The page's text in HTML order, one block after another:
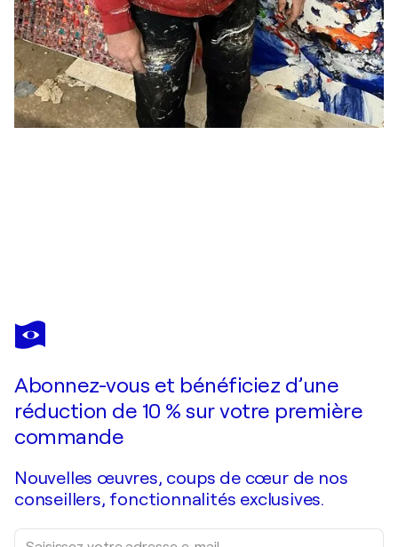
JOAN
LLAVERIAS
Je passe commande
Abonnez-vous et bénéficiez d’une
réduction de 10 % sur votre première
commande
Nouvelles œuvres, coups de cœur de nos
conseillers, fonctionnalités exclusives.